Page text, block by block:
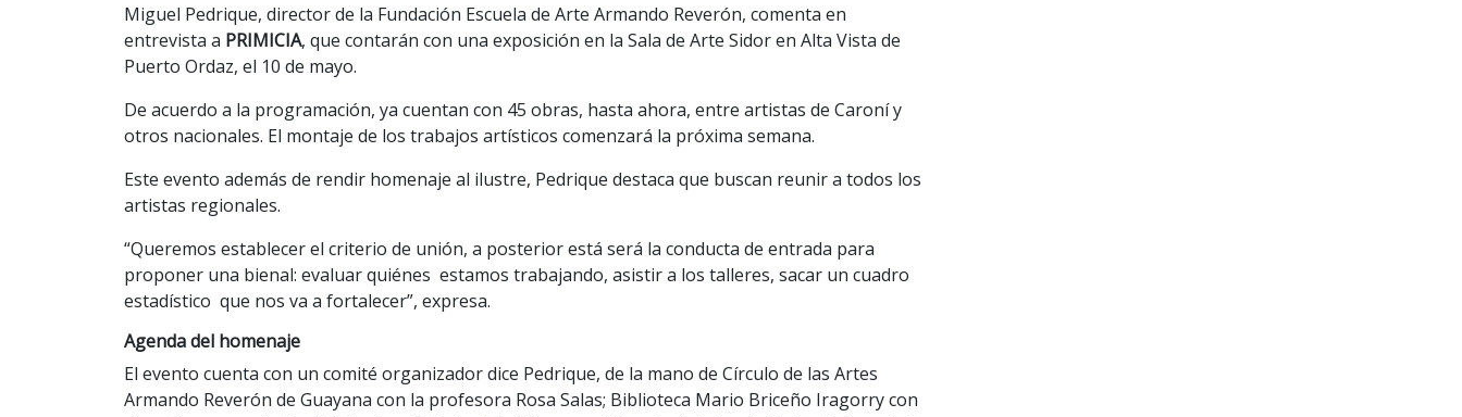
Miguel Pedrique, director de la Fundación Escuela de Arte Armando Reverón, comenta en
entrevista a PRIMICIA, que contarán con una exposición en la Sala de Arte Sidor en Alta Vista de
Puerto Ordaz, el 10 de mayo.
De acuerdo a la programación, ya cuentan con 45 obras, hasta ahora, entre artistas de Caroní y
otros nacionales. El montaje de los trabajos artísticos comenzará la próxima semana.
Este evento además de rendir homenaje al ilustre, Pedrique destaca que buscan reunir a todos los
artistas regionales.
“Queremos establecer el criterio de unión, a posterior está será la conducta de entrada para
proponer una bienal: evaluar quiénes estamos trabajando, asistir a los talleres, sacar un cuadro
estadístico que nos va a fortalecer”, expresa.
Agenda del homenaje
El evento cuenta con un comité organizador dice Pedrique, de la mano de Círculo de las Artes
Armando Reverón de Guayana con la profesora Rosa Salas; Biblioteca Mario Briceño Iragorry con